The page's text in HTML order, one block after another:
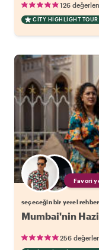
126
CITY HIGHLIGHT TOUR
Favori
seçeceğin bir yerel
Mumbai'nin
256